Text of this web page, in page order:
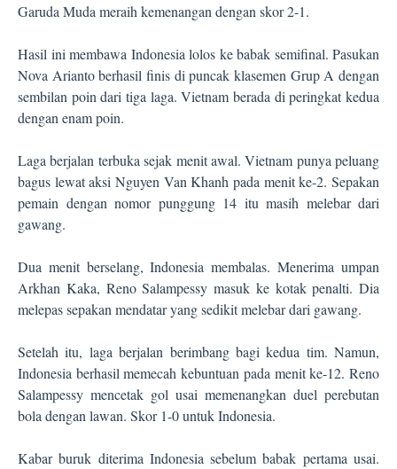
Garuda Muda meraih kemenangan dengan skor 2-1.
Hasil ini membawa Indonesia lolos ke babak semifinal. Pasukan
Nova Arianto berhasil finis di puncak klasemen Grup A dengan
sembilan poin dari tiga laga. Vietnam berada di peringkat kedua
dengan enam poin.
Laga berjalan terbuka sejak menit awal. Vietnam punya peluang
bagus lewat aksi Nguyen Van Khanh pada menit ke-2. Sepakan
pemain dengan nomor punggung 14 itu masih melebar dari
gawang.
Dua menit berselang, Indonesia membalas. Menerima umpan
Arkhan Kaka, Reno Salampessy masuk ke kotak penalti. Dia
melepas sepakan mendatar yang sedikit melebar dari gawang.
Setelah itu, laga berjalan berimbang bagi kedua tim. Namun,
Indonesia berhasil memecah kebuntuan pada menit ke-12. Reno
Salampessy mencetak gol usai memenangkan duel perebutan
bola dengan lawan. Skor 1-0 untuk Indonesia.
Kabar buruk diterima Indonesia sebelum babak pertama usai.